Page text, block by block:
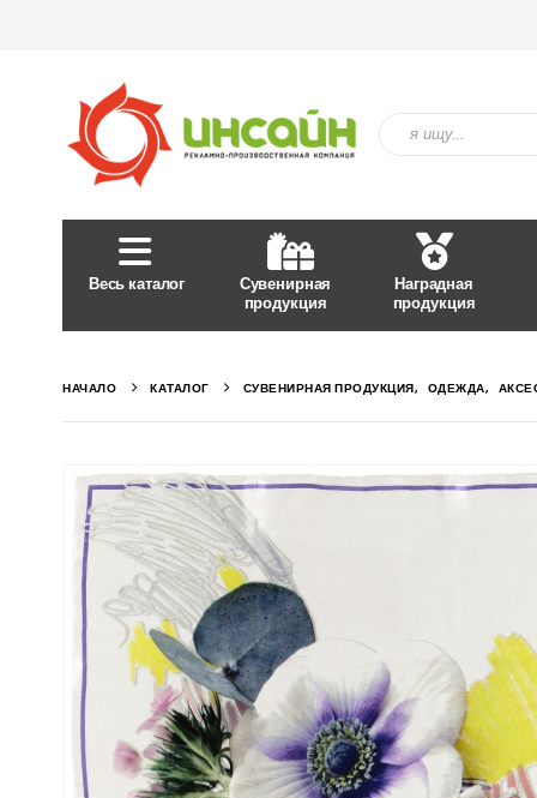
Весь каталог
Сувенирная
продукция
Наградная
продукция
НАЧАЛО КАТАЛОГ СУВЕНИРНАЯ ПРОДУКЦИЯ, ОДЕЖДА,